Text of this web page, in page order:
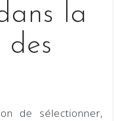
la
de sélectionner,